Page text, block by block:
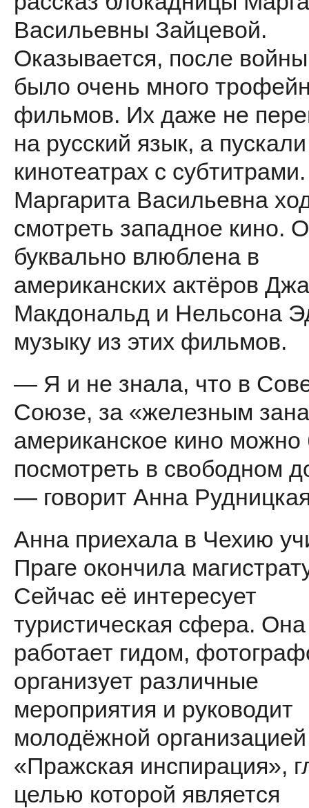
Васильевны Зайцевой.
Оказывается, после
было очень много
фильмов. Их даже не
на русский язык, а
кинотеатрах с субтитрами.
Маргарита Васильевна
смотреть западное кино.
буквально влюблена в
американских актёров
Макдональд и Нельсона
музыку из этих фильмов.
— Я и не знала, что в
Союзе, за «железным
американское кино
посмотреть в свободном
— говорит Анна
Анна приехала в Чехию
Праге окончила
Сейчас её интересует
туристическая сфера. Она
работает гидом,
организует различные
мероприятия и руководит
молодёжной организацией
«Пражская инспирация»,
целью которой является